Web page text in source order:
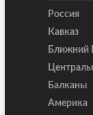
Россия
Кавказ
Ближний
Балканы
Америка